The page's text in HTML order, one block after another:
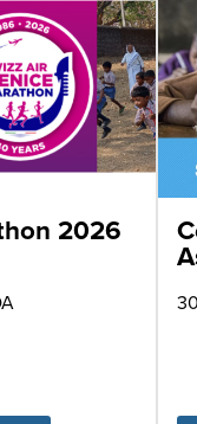
2026